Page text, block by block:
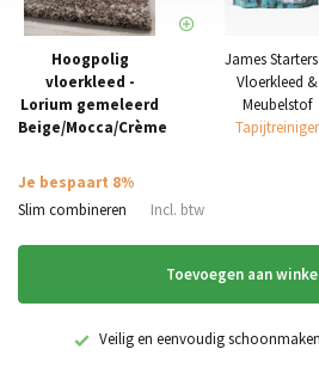
Hoogpolig
vloerkleed -
Lorium gemeleerd
Beige/Mocca/Crème
James
Vloerkleed &
Meubelstof
Tapijtreiniger
Je bespaart 8%
Slim combineren Incl. btw
Toevoegen aan
Veilig en eenvoudig